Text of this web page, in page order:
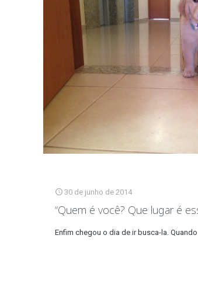
30 de junho de 2014
“Quem é você? Que lugar é
Enfim chegou o dia de ir busca-la.